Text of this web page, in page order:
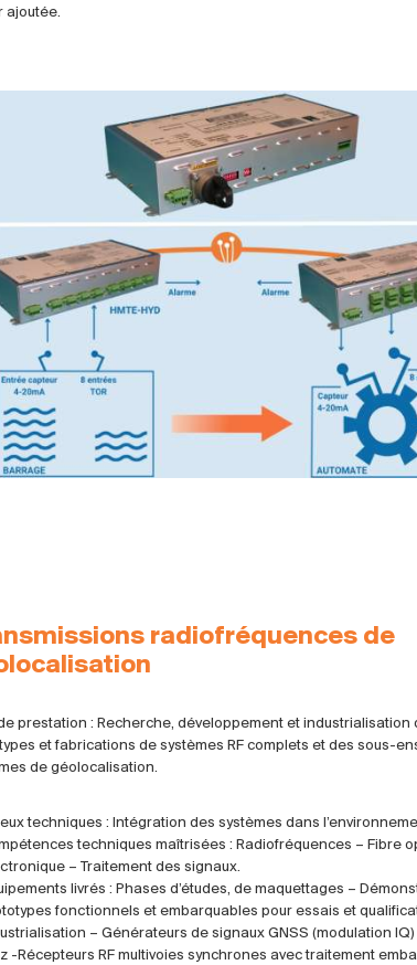
ajoutée.
radiofréquences de
prestation : Recherche, développement et industrialisation
et fabrications de systèmes RF complets et des sous-
de géolocalisation.
techniques : Intégration des systèmes dans
techniques maîtrisées : Radiofréquences – Fibre
– Traitement des signaux.
livrés : Phases d’études, de maquettages –
fonctionnels et embarquables pour essais et
– Générateurs de signaux GNSS (modulation IQ)
-Récepteurs RF multivoies synchrones avec traitement